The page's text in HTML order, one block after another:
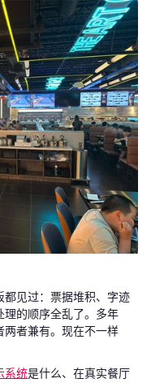
见过：票据堆积、字迹
理的顺序全乱了。多年
两者兼有。现在不一样
系统是什么、在真实餐厅